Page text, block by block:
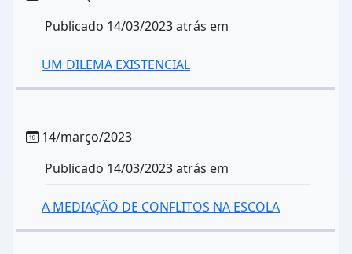
Publicado 14/03/2023 atrás em
UM DILEMA EXISTENCIAL
14/março/2023
Publicado 14/03/2023 atrás em
A MEDIAÇÃO DE CONFLITOS NA ESCOLA